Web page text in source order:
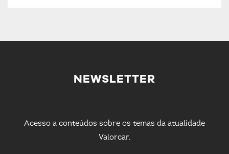
NEWSLETTER
Acesso a conteúdos sobre os temas da atualidade
Valorcar.